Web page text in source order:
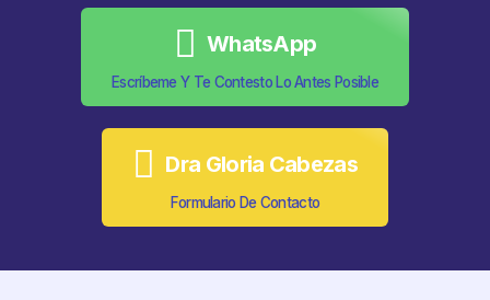
WhatsApp
Escríbeme Y Te Contesto Lo Antes Posible
Dra Gloria Cabezas
Formulario De Contacto